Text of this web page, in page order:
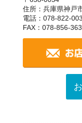
住所：兵庫県神戸
電話：078-822-
FAX：078-856-